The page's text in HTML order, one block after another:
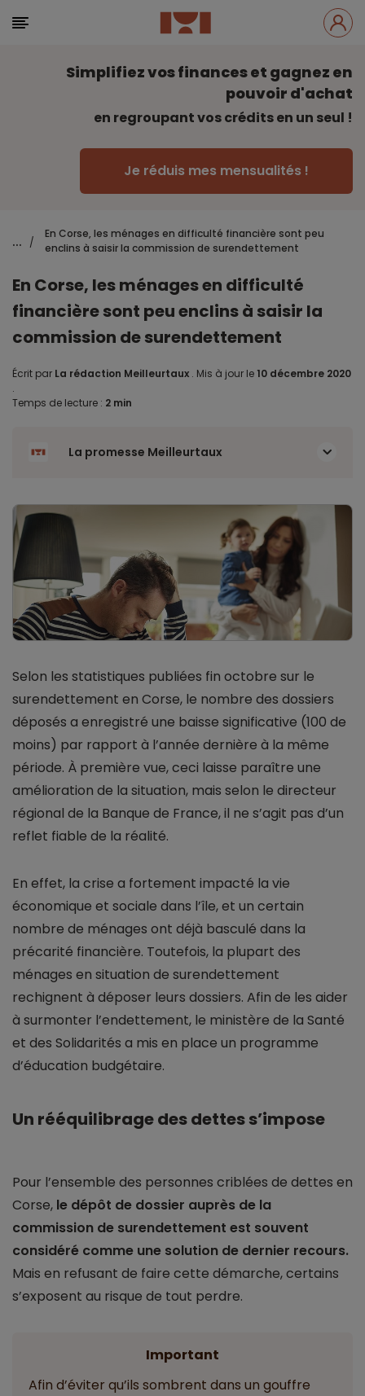
Simplifiez vos finances et gagnez en
pouvoir d'achat
en regroupant vos crédits en un seul !
Je réduis mes mensualités !
... /
En Corse, les ménages en difficulté financière sont peu
enclins à saisir la commission de surendettement
En Corse, les ménages en difficulté
financière sont peu enclins à saisir la
commission de surendettement
Écrit par La rédaction Meilleurtaux . Mis à jour le 10 décembre 2020
.
Temps de lecture : 2 min
La promesse Meilleurtaux
Selon les statistiques publiées fin octobre sur le
surendettement en Corse, le nombre des dossiers
déposés a enregistré une baisse significative (100 de
moins) par rapport à l’année dernière à la même
période. À première vue, ceci laisse paraître une
amélioration de la situation, mais selon le directeur
régional de la Banque de France, il ne s’agit pas d’un
reflet fiable de la réalité.
En effet, la crise a fortement impacté la vie
économique et sociale dans l’île, et un certain
nombre de ménages ont déjà basculé dans la
précarité financière. Toutefois, la plupart des
ménages en situation de surendettement
rechignent à déposer leurs dossiers. Afin de les aider
à surmonter l’endettement, le ministère de la Santé
et des Solidarités a mis en place un programme
d’éducation budgétaire.
Un rééquilibrage des dettes s’impose
Pour l’ensemble des personnes criblées de dettes en
Corse, le dépôt de dossier auprès de la
commission de surendettement est souvent
considéré comme une solution de dernier recours.
Mais en refusant de faire cette démarche, certains
s’exposent au risque de tout perdre.
Important
Afin d’éviter qu’ils sombrent dans un gouffre